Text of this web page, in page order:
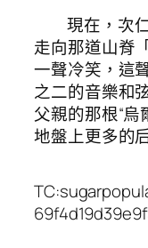
現在，次
走向那道山脊
一聲冷笑，這
之二的音樂和
父親的那根“烏
地盤上更多的